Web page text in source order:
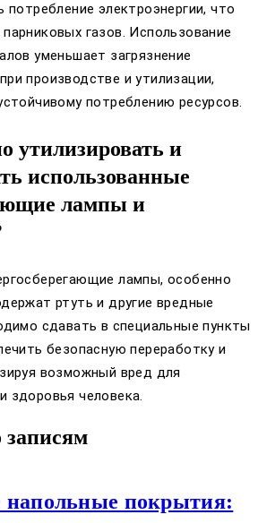
потребление электроэнергии, что
газов. Использование
уменьшает загрязнение
производстве и утилизации,
потреблению ресурсов.
утилизировать и
использованные
лампы и
лампы, особенно
ртуть и другие вредные
сдавать в специальные пункты
безопасную переработку и
возможный вред для
человека.
напольные покрытия: